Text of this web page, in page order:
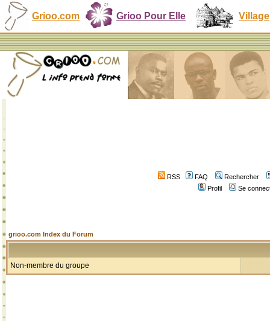
Grioo.com Grioo Pour Elle Village
RSS FAQ
Rechercher
Profil
Se
grioo.com Index du Forum
Non-membre du groupe